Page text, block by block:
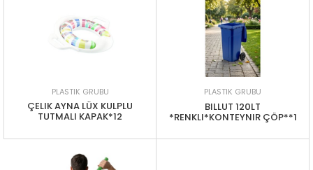
PLASTIK GRUBU
ÇELIK AYNA LÜX KULPLU
TUTMALI KAPAK*12
PLASTIK GRUBU
BILLUT 120LT
*RENKLI*KONTEYNIR ÇÖP**1